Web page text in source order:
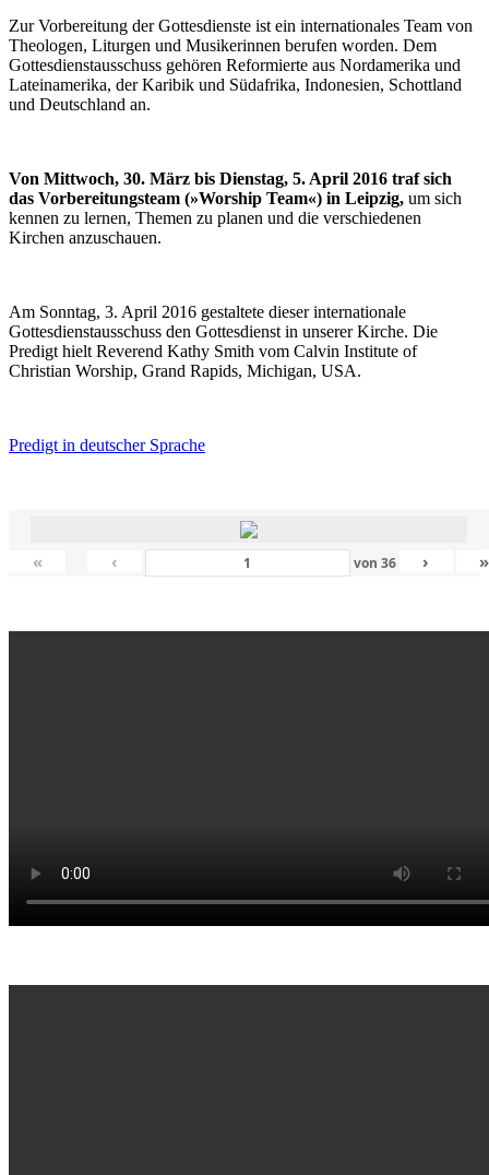
Zur Vorbereitung der Gottesdienste ist ein internationales Team von
Theologen, Liturgen und Musikerinnen berufen worden. Dem
Gottesdienstausschuss gehören Reformierte aus Nordamerika und
Lateinamerika, der Karibik und Südafrika, Indonesien, Schottland
und Deutschland an.
Von Mittwoch, 30. März bis Dienstag, 5. April 2016 traf sich
das Vorbereitungsteam (»Worship Team«) in Leipzig, um sich
kennen zu lernen, Themen zu planen und die verschiedenen
Kirchen anzuschauen.
Am Sonntag, 3. April 2016 gestaltete dieser internationale
Gottesdienstausschuss den Gottesdienst in unserer Kirche. Die
Predigt hielt Reverend Kathy Smith vom Calvin Institute of
Christian Worship, Grand Rapids, Michigan, USA.
Predigt in deutscher Sprache
« ‹ von 36 › »